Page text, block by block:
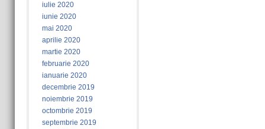
iulie 2020
iunie 2020
mai 2020
aprilie 2020
martie 2020
februarie 2020
ianuarie 2020
decembrie 2019
noiembrie 2019
octombrie 2019
septembrie 2019